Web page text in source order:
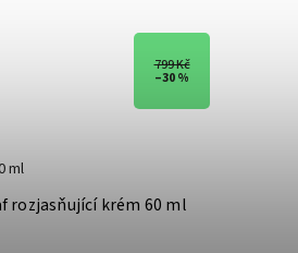
799 Kč
–30 %
rozjasňující krém 60 ml
ml